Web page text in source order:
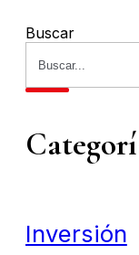
Buscar
Inversión